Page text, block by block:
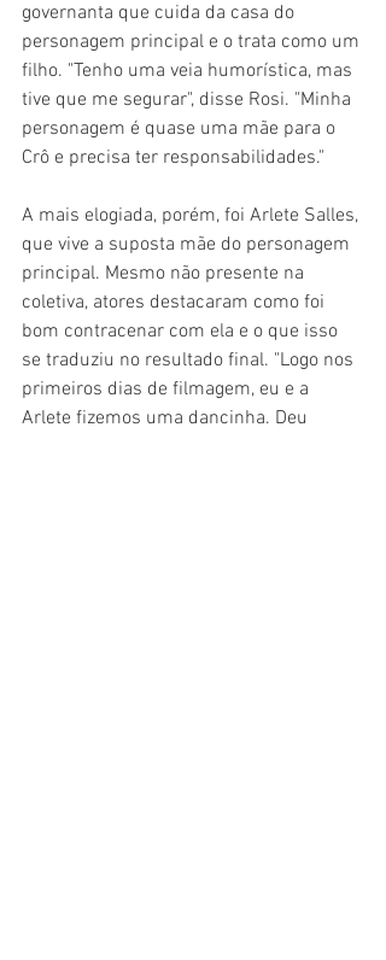
governanta que cuida da casa do
personagem principal e o trata como um
filho. "Tenho uma veia humorística, mas
tive que me segurar", disse Rosi. "Minha
personagem é quase uma mãe para o
Crô e precisa ter responsabilidades."
A mais elogiada, porém, foi Arlete Salles,
que vive a suposta mãe do personagem
principal. Mesmo não presente na
coletiva, atores destacaram como foi
bom contracenar com ela e o que isso
se traduziu no resultado final. "Logo nos
primeiros dias de filmagem, eu e a
Arlete fizemos uma dancinha. Deu